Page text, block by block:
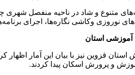
متنوع و شاد در ناحیه منفصل
نوروزی وکاشی نگاره‌ها، اجرای
و پرورش اسکان پیدا کردند.